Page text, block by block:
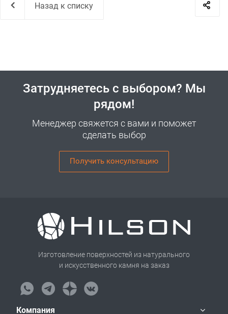
Назад к списку
Затрудняетесь с выбором? Мы
рядом!
Менеджер свяжется с вами и поможет
сделать выбор
Получить консультацию
Изготовление поверхностей из натурального
и искусственного камня на заказ
Компания